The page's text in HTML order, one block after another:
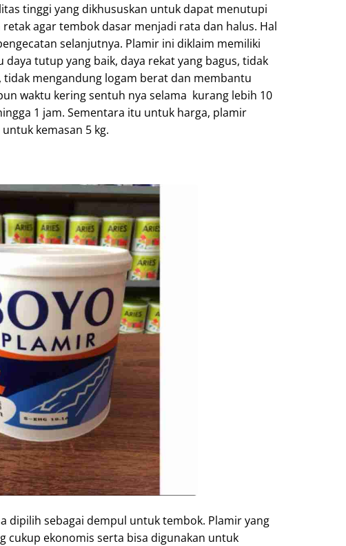
tinggi yang dikhususkan untuk dapat menutupi
agar tembok dasar menjadi rata dan halus. Hal
selanjutnya. Plamir ini diklaim memiliki
tutup yang baik, daya rekat yang bagus, tidak
mengandung logam berat dan membantu
waktu kering sentuh nya selama kurang lebih 10
1 jam. Sementara itu untuk harga, plamir
kemasan 5 kg.
dipilih sebagai dempul untuk tembok. Plamir yang
cukup ekonomis serta bisa digunakan untuk